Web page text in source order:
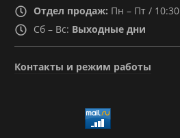
Отдел продаж: Пн – Пт /
Сб – Вс: Выходные дни
Контакты и режим работы